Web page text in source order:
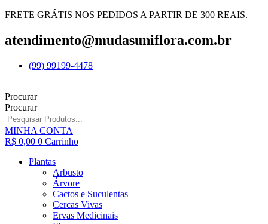
FRETE GRÁTIS NOS PEDIDOS A PARTIR DE 300 REAIS.
atendimento@mudasuniflora.com.br
(99) 99199-4478
Procurar
Procurar
MINHA CONTA
R$ 0,00 0 Carrinho
Plantas
Arbusto
Árvore
Cactos e Suculentas
Cercas Vivas
Ervas Medicinais